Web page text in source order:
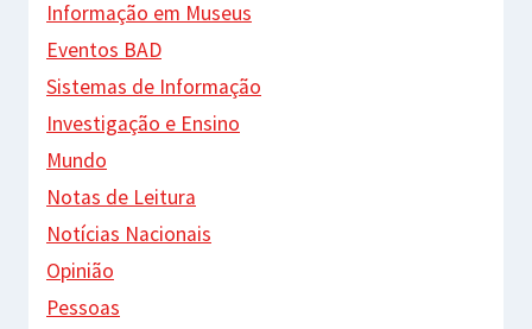
Informação em Museus
Eventos BAD
Sistemas de Informação
Investigação e Ensino
Mundo
Notas de Leitura
Notícias Nacionais
Opinião
Pessoas